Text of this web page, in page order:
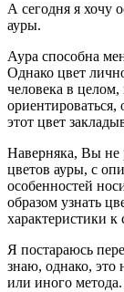
А сегодня я хочу
ауры.
Аура способна
Однако цвет
человека в целом,
этот цвет
Наверняка, Вы не
цветов ауры, с
особенностей
образом узнать
характеристики к
Я постараюсь
знаю, однако, это
или иного метода.